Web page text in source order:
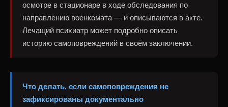
осмотре в стационаре в ходе обследования по
направлению военкомата — и описываются в акте.
Лечащий психиатр может подробно описать
историю самоповреждений в своём заключении.
Что делать, если самоповреждения не
зафиксированы документально